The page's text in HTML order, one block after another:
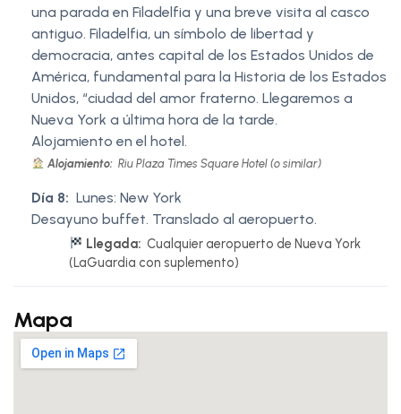
una parada en Filadelfia y una breve visita al casco
antiguo. Filadelfia, un símbolo de libertad y
democracia, antes capital de los Estados Unidos de
América, fundamental para la Historia de los Estados
Unidos, “ciudad del amor fraterno. Llegaremos a
Nueva York a última hora de la tarde.
Alojamiento en el hotel.
Alojamiento: Riu Plaza Times Square Hotel (o similar)
Día 8: Lunes: New York
Desayuno buffet. Translado al aeropuerto.
Llegada: Cualquier aeropuerto de Nueva York
(LaGuardia con suplemento)
Mapa